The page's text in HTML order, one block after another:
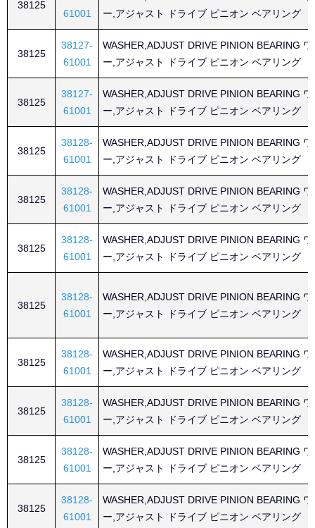
38125
61001
ー,アジャスト ドライブ ピニオン ベアリング
38125
38127-
61001
WASHER,ADJUST DRIVE PINION BEARING
ー,アジャスト ドライブ ピニオン ベアリング
38125
38127-
61001
WASHER,ADJUST DRIVE PINION BEARING
ー,アジャスト ドライブ ピニオン ベアリング
38125
38128-
61001
WASHER,ADJUST DRIVE PINION BEARING
ー,アジャスト ドライブ ピニオン ベアリング
38125
38128-
61001
WASHER,ADJUST DRIVE PINION BEARING
ー,アジャスト ドライブ ピニオン ベアリング
38125
38128-
61001
WASHER,ADJUST DRIVE PINION BEARING
ー,アジャスト ドライブ ピニオン ベアリング
38125
38128-
61001
WASHER,ADJUST DRIVE PINION BEARING
ー,アジャスト ドライブ ピニオン ベアリング
38125
38128-
61001
WASHER,ADJUST DRIVE PINION BEARING
ー,アジャスト ドライブ ピニオン ベアリング
38125
38128-
61001
WASHER,ADJUST DRIVE PINION BEARING
ー,アジャスト ドライブ ピニオン ベアリング
38125
38128-
61001
WASHER,ADJUST DRIVE PINION BEARING
ー,アジャスト ドライブ ピニオン ベアリング
38125
38128-
61001
WASHER,ADJUST DRIVE PINION BEARING
ー,アジャスト ドライブ ピニオン ベアリング